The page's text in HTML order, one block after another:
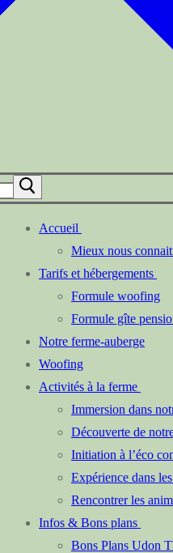
Accueil
Mieux nous
Tarifs et hébergements
Formule woofing
Formule gîte
Notre ferme-auberge
Woofing
Activités à la ferme
Immersion dans
Découverte de
Initiation à l’éco
Expérience dans
Rencontrer les
Infos & Bons plans
Bons Plans Udon